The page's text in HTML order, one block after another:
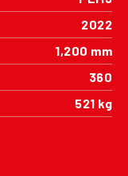
2022
1,200 mm
360
521 kg